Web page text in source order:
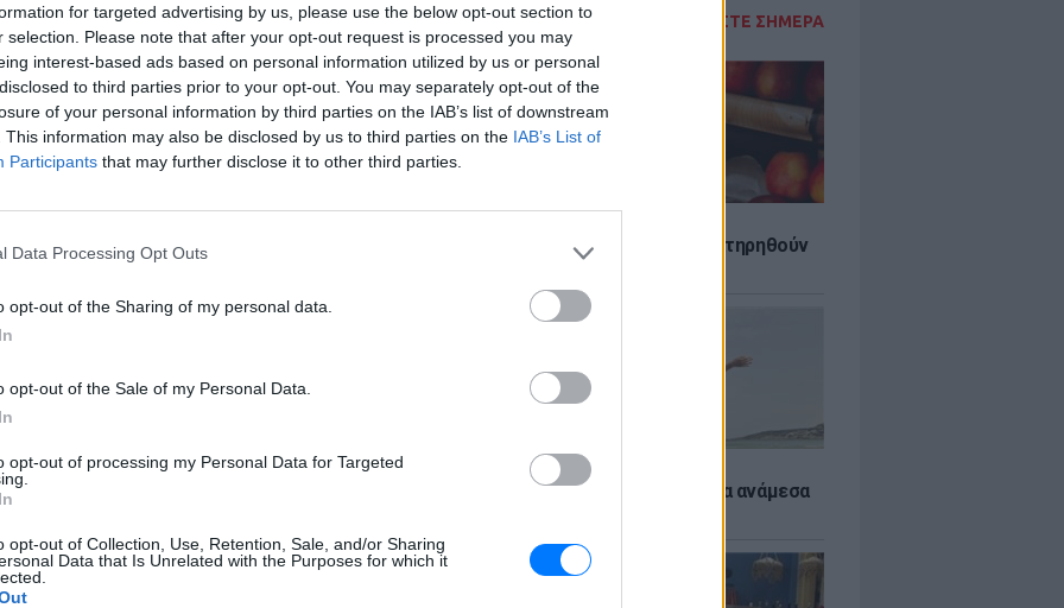
for targeted advertising by us, please use the below opt-out section to
selection. Please note that after your opt-out request is processed you may
interest-based ads based on personal information utilized by us or personal
to third parties prior to your opt-out. You may separately opt-out of the
of your personal information by third parties on the IAB’s list of downstream
This information may also be disclosed by us to third parties on the IAB’s List of
Participants that may further disclose it to other third parties.
Data Processing Opt Outs
opt-out of the Sharing of my personal data.
opt-out of the Sale of my Personal Data.
opt-out of processing my Personal Data for Targeted
opt-out of Collection, Use, Retention, Sale, and/or Sharing
Data that Is Unrelated with the Purposes for which it
ΔΙΑΒΑΣΤΕ ΣΗΜΕΡΑ
6 φρούτα που μπορουν να διατηρηθούν
Πώς να αποφύγεις το σύγκαμα ανάμεσα
του στο ξενοδοχείο, αφήνοντας μάλιστα
Βουλιαγμένης, στο οποίο
εξαιρετική φιλοξενία. Εύχομαι να επιστρέψω
και πιάτα με μοναδικές ελληνικές
που έγινε.